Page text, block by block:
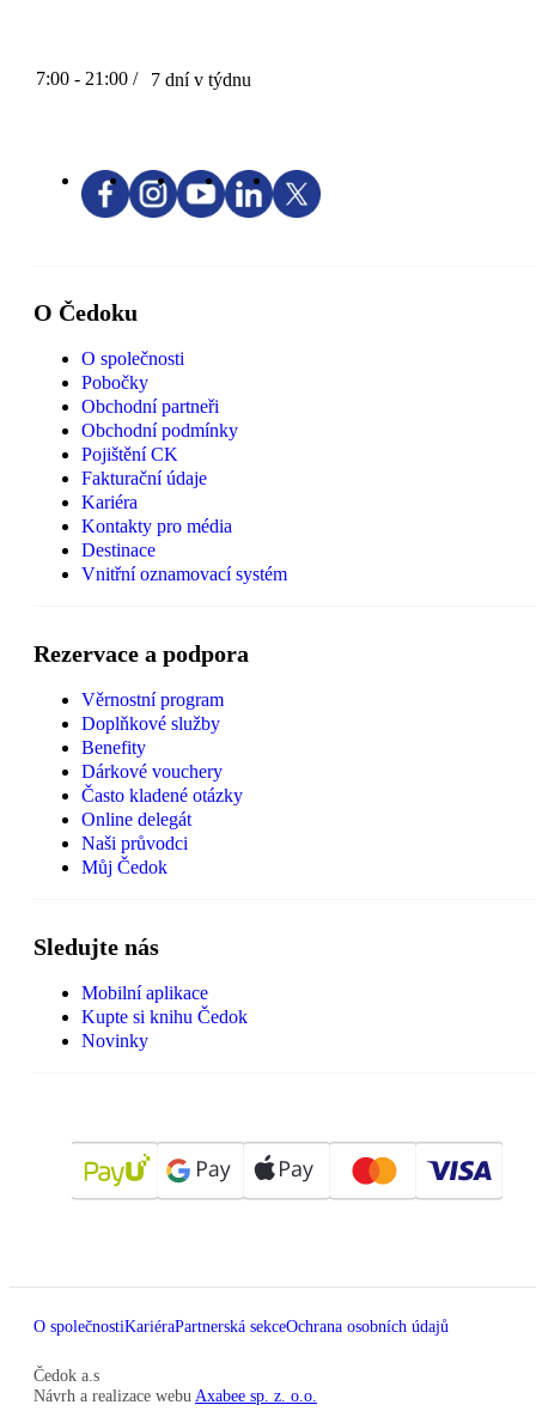
7:00 - 21:00 / 7 dní v týdnu
O Čedoku
O společnosti
Pobočky
Obchodní partneři
Obchodní podmínky
Pojištění CK
Fakturační údaje
Kariéra
Kontakty pro média
Destinace
Vnitřní oznamovací systém
Rezervace a podpora
Věrnostní program
Doplňkové služby
Benefity
Dárkové vouchery
Často kladené otázky
Online delegát
Naši průvodci
Můj Čedok
Sledujte nás
Mobilní aplikace
Kupte si knihu Čedok
Novinky
O společnostiKariéraPartnerská sekceOchrana osobních údajů
Čedok a.s
Návrh a realizace webu Axabee sp. z. o.o.